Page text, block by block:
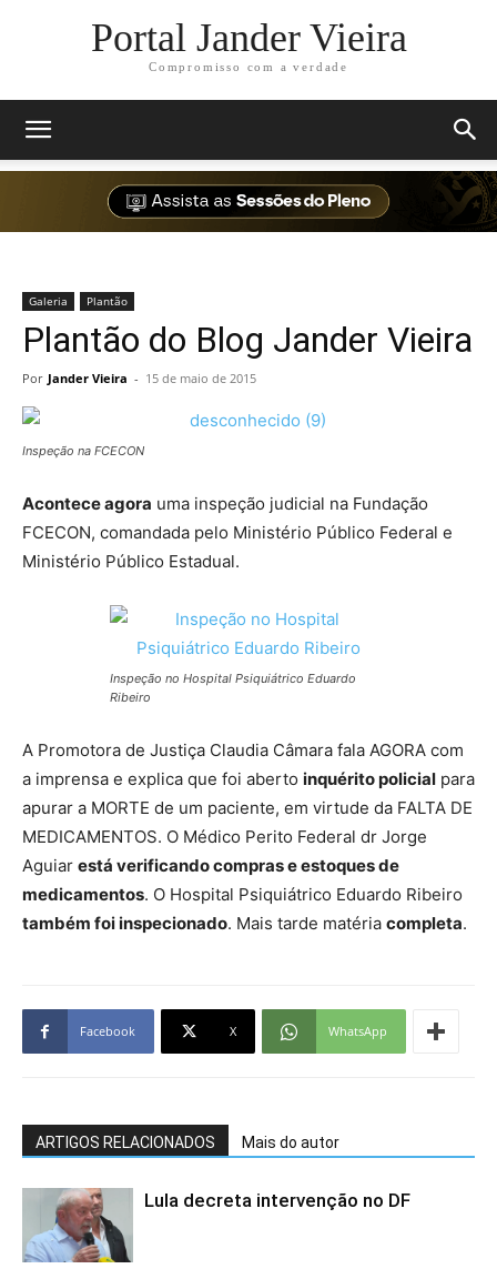
Portal Jander Vieira
Compromisso com a verdade
Galeria Plantão
Plantão do Blog Jander Vieira
Por Jander Vieira - 15 de maio de 2015
Inspeção na FCECON
Acontece agora uma inspeção judicial na Fundação
FCECON, comandada pelo Ministério Público Federal e
Ministério Público Estadual.
Inspeção no Hospital Psiquiátrico Eduardo
Ribeiro
A Promotora de Justiça Claudia Câmara fala AGORA com
a imprensa e explica que foi aberto inquérito policial para
apurar a MORTE de um paciente, em virtude da FALTA DE
MEDICAMENTOS. O Médico Perito Federal dr Jorge
Aguiar está verificando compras e estoques de
medicamentos. O Hospital Psiquiátrico Eduardo Ribeiro
também foi inspecionado. Mais tarde matéria completa.
Facebook X WhatsApp
ARTIGOS RELACIONADOS Mais do autor
Lula decreta intervenção no DF